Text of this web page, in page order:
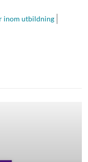
inom utbildning